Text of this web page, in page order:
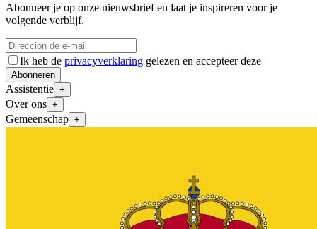
Abonneer je op onze nieuwsbrief en laat je inspireren voor je
volgende verblijf.
Ik heb de privacyverklaring gelezen en accepteer deze
Abonneren
Assistentie +
Over ons +
Gemeenschap +